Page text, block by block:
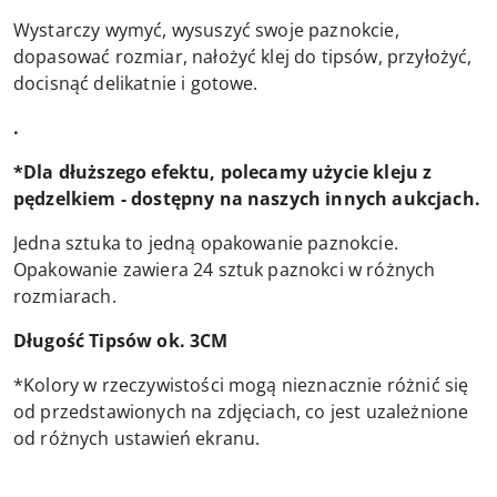
Wystarczy wymyć, wysuszyć swoje paznokcie,
dopasować rozmiar, nałożyć klej do tipsów, przyłożyć,
docisnąć delikatnie i gotowe.
.
*Dla dłuższego efektu, polecamy użycie kleju z
pędzelkiem - dostępny na naszych innych aukcjach.
Jedna sztuka to jedną opakowanie paznokcie.
Opakowanie zawiera 24 sztuk paznokci w różnych
rozmiarach.
Długość Tipsów ok. 3CM
*Kolory w rzeczywistości mogą nieznacznie różnić się
od przedstawionych na zdjęciach, co jest uzależnione
od różnych ustawień ekranu.